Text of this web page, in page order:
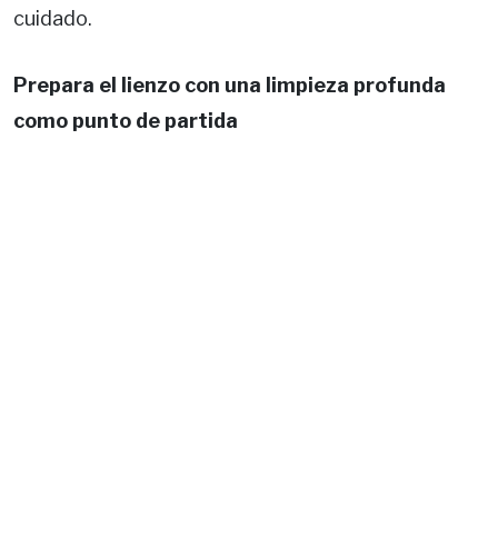
cuidado.
Prepara el lienzo con una limpieza profunda
como punto de partida